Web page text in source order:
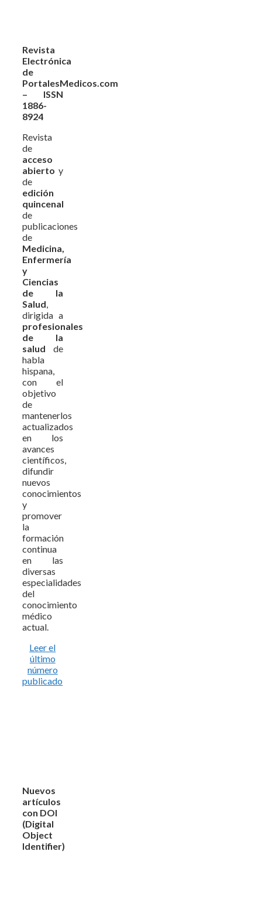
Revista
Electrónica
de
PortalesMedicos.com
– ISSN
1886-
8924
Revista
de
acceso
abierto y
de
edición
quincenal
de
publicaciones
de
Medicina,
Enfermería
y
Ciencias
de la
Salud,
dirigida a
profesionales
de la
salud de
habla
hispana,
con el
objetivo
de
mantenerlos
actualizados
en los
avances
científicos,
difundir
nuevos
conocimientos
y
promover
la
formación
continua
en las
diversas
especialidades
del
conocimiento
médico
actual.
Leer el
último
número
publicado
Nuevos
artículos
con DOI
(Digital
Object
Identifier)